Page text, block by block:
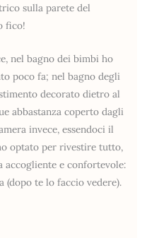
sulla parete del
fico!
nel bagno dei bimbi ho
poco fa; nel bagno degli
decorato dietro al
abbastanza coperto dagli
invece, essendoci il
optato per rivestire tutto,
accogliente e confortevole:
(dopo te lo faccio vedere).